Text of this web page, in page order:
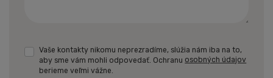
Vaše kontakty nikomu neprezradíme, slúžia nám iba na to,
aby sme vám mohli odpovedať. Ochranu osobných údajov
berieme veľmi vážne.